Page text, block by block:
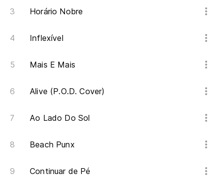
Horário Nobre
Inflexível
Mais E Mais
Alive (P.O.D. Cover)
Ao Lado Do Sol
Beach Punx
Continuar de Pé